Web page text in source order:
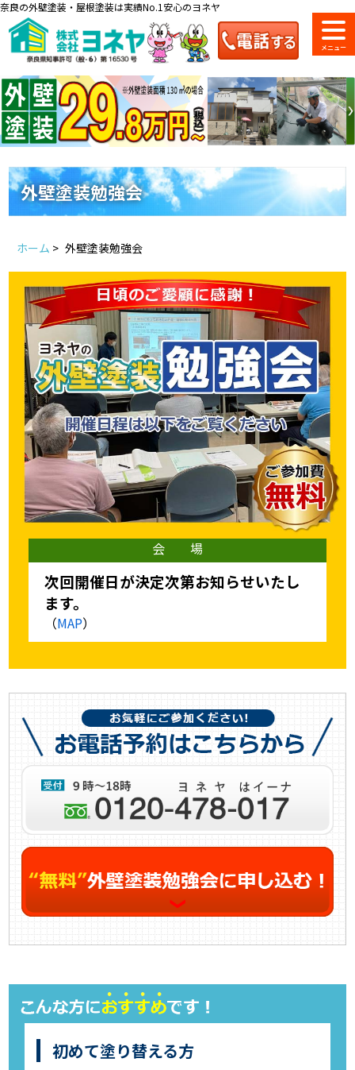
奈良の外壁塗装・屋根塗装は実績No.1安心のヨネヤ
料金一覧 会社案内 ショールーム
のご紹介
お問い合わせ
地域の事例がいっぱい
ヨネヤの施工実績
Home お客様の声
スタッフ紹介 スタッフブログ
よくあるご質問 屋根リフォームについて
雨漏りについて 雨漏りの施工実績
ヨネヤがお客様から選ばれる10の
理由
リフォームローン
見積もりシミュレーション
外壁塗装勉強会
ホーム > 外壁塗装勉強会
会 場
次回開催日が決定次第お知らせいたし
ます。
（MAP）
初めて塗り替える方